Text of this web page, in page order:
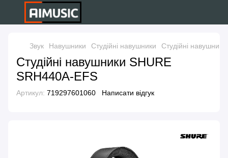
Звук Навушники Студійні навушники Студійні
Студійні навушники SHURE
SRH440A-EFS
Артикул: 719297601060 Написати відгук